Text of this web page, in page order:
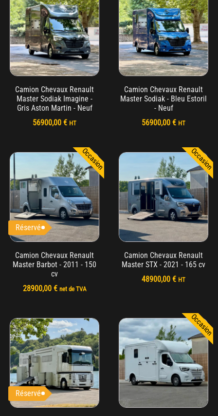
Camion Chevaux Renault
Master Sodiak Imagine -
Gris Aston Martin - Neuf
56900,00 € HT
Camion Chevaux Renault
Master Sodiak - Bleu Estoril
- Neuf
56900,00 € HT
Camion Chevaux Renault
Master Barbot - 2011 - 150
cv
28900,00 € net de TVA
Occasion
Réservé
Camion Chevaux Renault
Master STX - 2021 - 165 cv
48900,00 € HT
Occasion
Réservé
Occasion